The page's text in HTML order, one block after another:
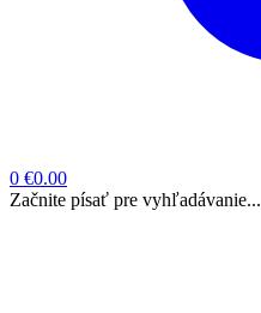
0 €0.00
Začnite písať pre vyhľadávanie...